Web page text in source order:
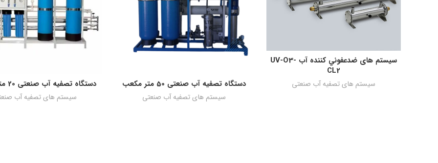
اطلاعات بیشتر
سیستم های ضدعفوني كننده آب UV-O3-
CL2
سیستم های تصفیه آب صنعتی اطلاعات بیشتر
دستگاه تصفیه آب صنعتی 50 متر مکعب
سیستم های تصفیه آب صنعتی
اطلاعات بیشتر
دستگاه تصفیه آب صنعتی 20 متر مکعب
سیستم های تصفیه آب